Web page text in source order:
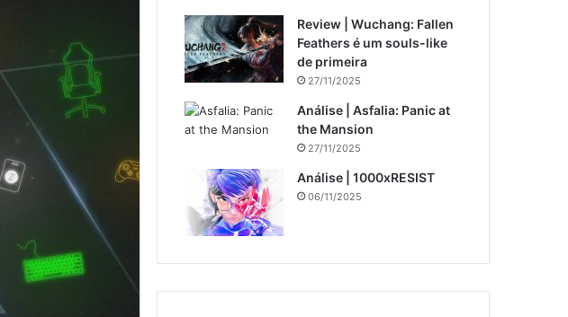
Review | Wuchang: Fallen
Feathers é um souls-like
de primeira
27/11/2025
Análise | Asfalia: Panic at
the Mansion
27/11/2025
Análise | 1000xRESIST
06/11/2025